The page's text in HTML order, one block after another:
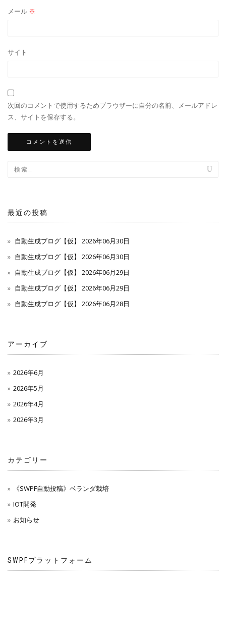
メール ※
サイト
次回のコメントで使用するためブラウザーに自分の名前、メールアドレ
ス、サイトを保存する。
最近の投稿
自動生成ブログ【仮】 2026年06月30日
自動生成ブログ【仮】 2026年06月30日
自動生成ブログ【仮】 2026年06月29日
自動生成ブログ【仮】 2026年06月29日
自動生成ブログ【仮】 2026年06月28日
アーカイブ
2026年6月
2026年5月
2026年4月
2026年3月
カテゴリー
《SWPF自動投稿》ベランダ栽培
IOT開発
お知らせ
SWPFプラットフォーム